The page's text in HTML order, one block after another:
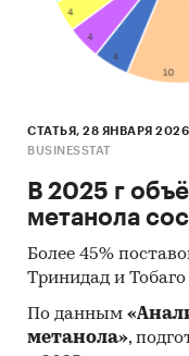
СТАТЬЯ, 28 ЯНВАРЯ 2026
BUSINESSTAT
В 2025 г
метанола
Более 45%
Тринидад и
По данным
метанола»,